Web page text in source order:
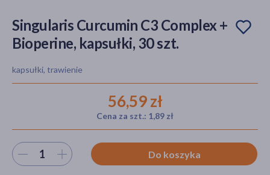
Singularis Curcumin C3 Complex +
Bioperine, kapsułki, 30 szt.
kapsułki, trawienie
56,59 zł
Cena za szt.: 1,89 zł
Wybierz ilość Do koszyka